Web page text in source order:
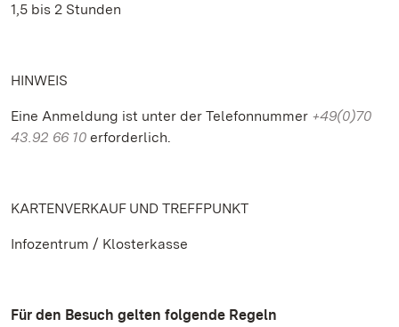
1,5 bis 2 Stunden
HINWEIS
Eine Anmeldung ist unter der Telefonnummer +49(0)70
43.92 66 10 erforderlich.
KARTENVERKAUF UND TREFFPUNKT
Infozentrum / Klosterkasse
Für den Besuch gelten folgende Regeln